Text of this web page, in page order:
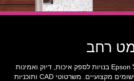
רחב
מדפסות הפורמט הרחב של Epson בנויות לספק איכות, דיוק ואמינות
יוצאי דופן במגוון רחב של יישומים מקצועיים. משרטוטי CAD ותוכניות